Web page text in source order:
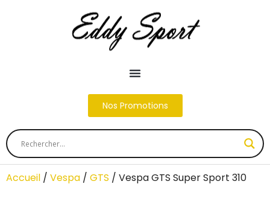
Nos Promotions
Accueil / Vespa / GTS / Vespa GTS Super Sport 310